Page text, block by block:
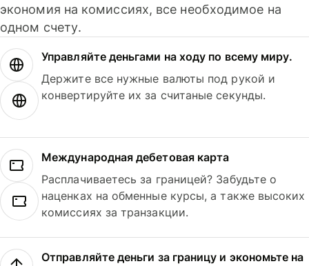
экономия на комиссиях, все необходимое на
одном счету.
Управляйте деньгами на ходу по всему миру.
Держите все нужные валюты под рукой и
конвертируйте их за считаные секунды.
Международная дебетовая карта
Расплачиваетесь за границей? Забудьте о
наценках на обменные курсы, а также высоких
комиссиях за транзакции.
Отправляйте деньги за границу и экономьте на